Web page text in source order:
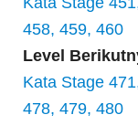
458, 459, 460
Level
Kata Stage
478, 479, 480